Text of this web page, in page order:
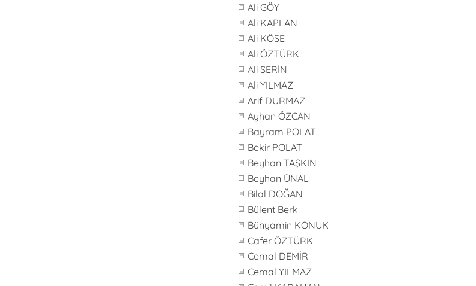
Ali GÖY
Ali KAPLAN
Ali KÖSE
Ali ÖZTÜRK
Ali SERİN
Ali YILMAZ
Arif DURMAZ
Ayhan ÖZCAN
Bayram POLAT
Bekir POLAT
Beyhan TAŞKIN
Beyhan ÜNAL
Bilal DOĞAN
Bülent Berk
Bünyamin KONUK
Cafer ÖZTÜRK
Cemal DEMİR
Cemal YILMAZ